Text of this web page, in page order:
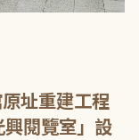
址重建工程
閱覽室」設